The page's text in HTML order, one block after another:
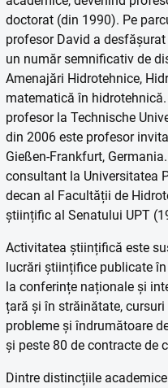
doctorat (din 1990). Pe
profesor David a
un număr semnificativ de
Amenajări Hidrotehnice,
matematică în
profesor la Technische
din 2006 este profesor
Gießen-Frankfurt,
consultant la Universitatea
decan al Facultății de
științific al Senatului UPT
Activitatea științifică este
lucrări științifice publicate
la conferințe naționale și
țară și în străinătate,
probleme și îndrumătoare
și peste 80 de contracte de
Dintre distincțiile